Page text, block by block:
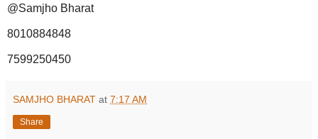
@Samjho Bharat
8010884848
7599250450
SAMJHO BHARAT at 7:17 AM
Share